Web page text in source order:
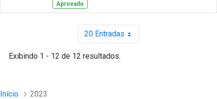
Aprovado
20 EntradasPor página
Exibindo 1 - 12 de 12 resultados.
Início 2023